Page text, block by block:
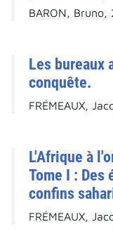
BARON, Bruno,
Les bureaux
conquête.
FRÉMEAUX,
L'Afrique à
Tome I :
confins
FRÉMEAUX,